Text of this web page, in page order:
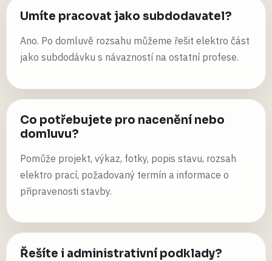
Umíte pracovat jako subdodavatel?
Ano. Po domluvě rozsahu můžeme řešit elektro část
jako subdodávku s návazností na ostatní profese.
Co potřebujete pro nacenění nebo
domluvu?
Pomůže projekt, výkaz, fotky, popis stavu, rozsah
elektro prací, požadovaný termín a informace o
připravenosti stavby.
Řešíte i administrativní podklady?